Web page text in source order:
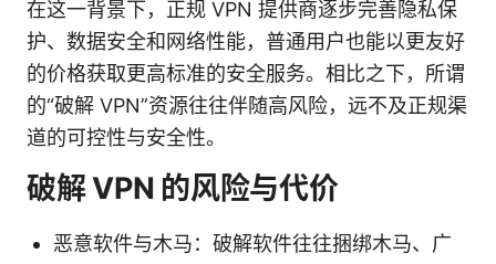
在这一背景下，正规 VPN 提供商逐步完善隐私保
护、数据安全和网络性能，普通用户也能以更友好
的价格获取更高标准的安全服务。相比之下，所谓
的“破解 VPN”资源往往伴随高风险，远不及正规渠
道的可控性与安全性。
破解 VPN 的风险与代价
恶意软件与木马：破解软件往往捆绑木马、广